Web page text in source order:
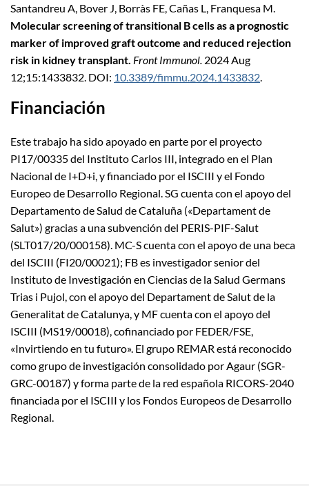
Santandreu A, Bover J, Borràs FE, Cañas L, Franquesa M.
Molecular screening of transitional B cells as a prognostic
marker of improved graft outcome and reduced rejection
risk in kidney transplant. Front Immunol. 2024 Aug
12;15:1433832. DOI: 10.3389/fimmu.2024.1433832
Financiación
Este trabajo ha sido apoyado en parte por el proyecto
PI17/00335 del Instituto Carlos III, integrado en el Plan
Nacional de I+D+i, y financiado por el ISCIII y el Fondo
Europeo de Desarrollo Regional. SG cuenta con el apoyo del
Departamento de Salud de Cataluña («Departament de
Salut») gracias a una subvención del PERIS-PIF-Salut
(SLT017/20/000158). MC-S cuenta con el apoyo de una beca
del ISCIII (FI20/00021); FB es investigador senior del
Instituto de Investigación en Ciencias de la Salud Germans
Trias i Pujol, con el apoyo del Departament de Salut de la
Generalitat de Catalunya, y MF cuenta con el apoyo del
ISCIII (MS19/00018), cofinanciado por FEDER/FSE,
«Invirtiendo en tu futuro». El grupo REMAR está reconocido
como grupo de investigación consolidado por Agaur (SGR-
GRC-00187) y forma parte de la red española RICORS-2040
financiada por el ISCIII y los Fondos Europeos de Desarrollo
Regional.